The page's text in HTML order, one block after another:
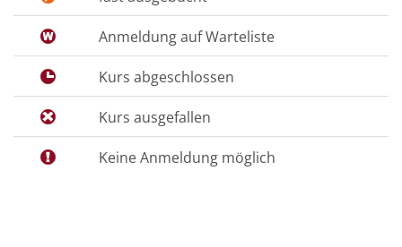
Anmeldung auf Warteliste
Kurs abgeschlossen
Kurs ausgefallen
Keine Anmeldung möglich